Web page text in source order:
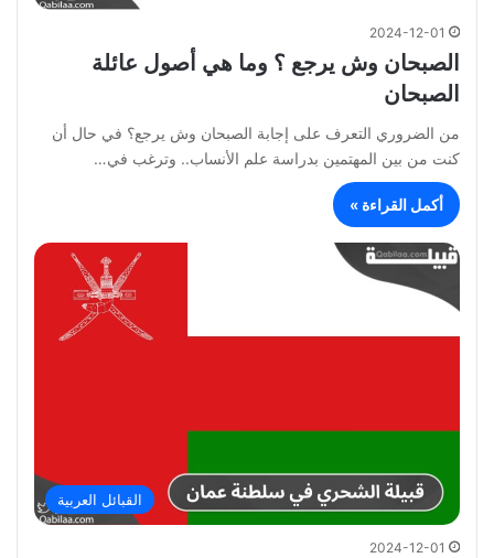
2024-12-01
الصبحان وش يرجع ؟ وما هي أصول عائلة
الصبحان
من الضروري التعرف على إجابة الصبحان وش يرجع؟ في حال أن
كنت من بين المهتمين بدراسة علم الأنساب.. وترغب في…
أكمل القراءة »
القبائل العربية
2024-12-01